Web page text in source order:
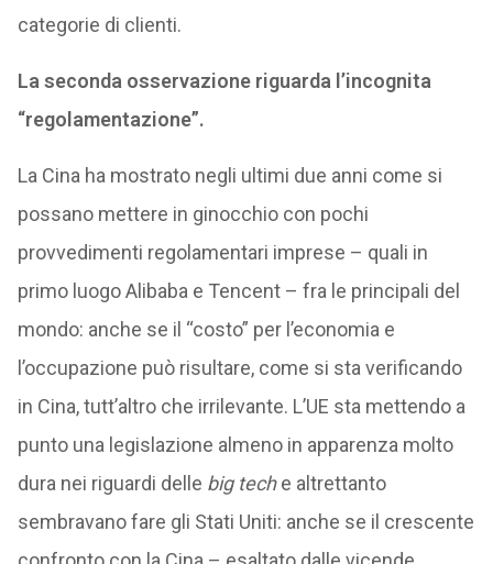
categorie di clienti.
La seconda osservazione riguarda l’incognita
“regolamentazione”.
La Cina ha mostrato negli ultimi due anni come si
possano mettere in ginocchio con pochi
provvedimenti regolamentari imprese – quali in
primo luogo Alibaba e Tencent – fra le principali del
mondo: anche se il “costo” per l’economia e
l’occupazione può risultare, come si sta verificando
in Cina, tutt’altro che irrilevante. L’UE sta mettendo a
punto una legislazione almeno in apparenza molto
dura nei riguardi delle big teche altrettanto
sembravano fare gli Stati Uniti: anche se il crescente